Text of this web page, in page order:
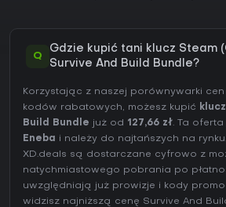
Q
Gdzie kupić tani klucz Steam
Survive And Build Bundle?
Korzystając z naszej porównywarki
kodów rabatowych, możesz kupić
Build Bundle już od 127,66 zł. Ta
Eneba i należy do najtańszych na
XD.deals są dostarczane cyfrowo z
natychmiastowego pobrania po
uwzględniają już prowizje i kody
widzisz najniższą cenę Survive And